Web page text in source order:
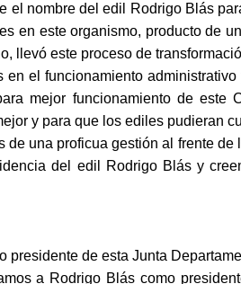
el nombre del edil Rodrigo Blás
en este organismo, producto de
llevó este proceso de
en el funcionamiento
mejor funcionamiento de
y para que los ediles pudieran
de una proficua gestión al frente
del edil Rodrigo Blás y
presidente de esta Junta
a Rodrigo Blás como